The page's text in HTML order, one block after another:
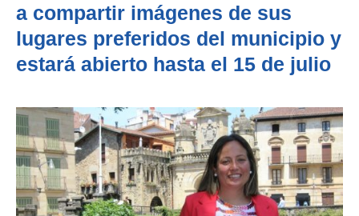
a compartir imágenes de sus
lugares preferidos del municipio y
estará abierto hasta el 15 de julio